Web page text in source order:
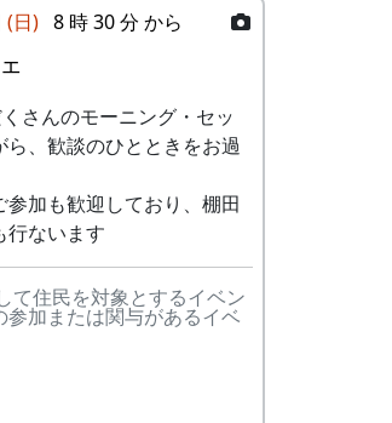
しを守ろうと、全国に棚
いうのがあります。
、棚田で田植えをして地
らい、収穫を楽しみに
像して詩を書きまし
に
メシアとポン四
美の
メシアとポン四
郎バンド
MASA BAND
アンジェラ
よ
H
(日) 8 時 30 分 から
さんのモーニング・セッ
ら、歓談のひとときをお過
参加も歓迎しており、棚田
行ないます
て住民を対象とするイベン
参加または関与があるイベ